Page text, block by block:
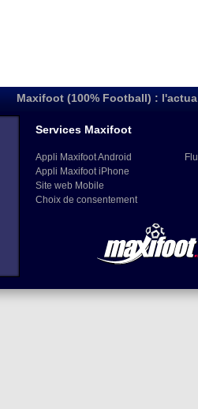
Maxifoot (100% Football) :
Services Maxifoot
Appli Maxifoot Android
Appli Maxifoot iPhone
Site web Mobile
Choix de consentement